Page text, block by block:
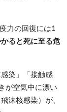
力の回復には1
ると死に至る危
染」「接触感
が空気中に漂い
沫核感染）が、